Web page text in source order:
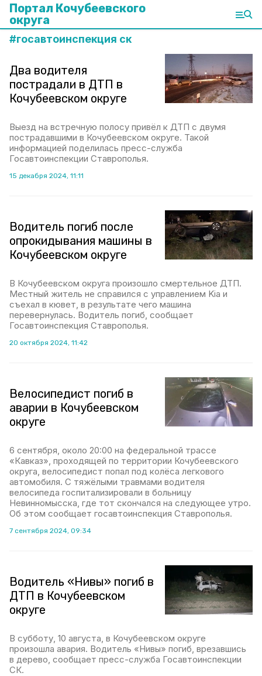
Портал Кочубеевского
округа
#госавтоинспекция ск
Два водителя
пострадали в ДТП в
Кочубеевском округе
Выезд на встречную полосу привёл к ДТП с двумя
пострадавшими в Кочубеевском округе. Такой
информацией поделилась пресс-служба
Госавтоинспекции Ставрополья.
15 декабря 2024, 11:11
Водитель погиб после
опрокидывания машины в
Кочубеевском округе
В Кочубеевском округа произошло смертельное ДТП.
Местный житель не справился с управлением Kia и
съехал в кювет, в результате чего машина
перевернулась. Водитель погиб, сообщает
Госавтоинспекция Ставрополья.
20 октября 2024, 11:42
Велосипедист погиб в
аварии в Кочубеевском
округе
6 сентября, около 20:00 на федеральной трассе
«Кавказ», проходящей по территории Кочубеевского
округа, велосипедист попал под колёса легкового
автомобиля. С тяжёлыми травмами водителя
велосипеда госпитализировали в больницу
Невинномысска, где тот скончался на следующее утро.
Об этом сообщает госавтоинспекция Ставрополья.
7 сентября 2024, 09:34
Водитель «Нивы» погиб в
ДТП в Кочубеевском
округе
В субботу, 10 августа, в Кочубеевском округе
произошла авария. Водитель «Нивы» погиб, врезавшись
в дерево, сообщает пресс-служба Госавтоинспекции
СК.